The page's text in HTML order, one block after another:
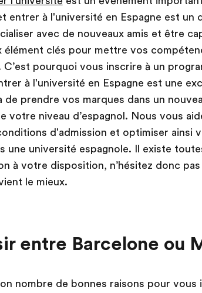
entrer à l'université en Espagne est un
avec de nouveaux amis et être
élément clés pour mettre vos
C’est pourquoi vous inscrire à un
à l'université en Espagne est une
de prendre vos marques dans un
votre niveau d’espagnol. Nous vous
d'admission et optimiser ainsi
une université espagnole. Il existe
à votre disposition, n’hésitez donc
le mieux.
entre Barcelone ou
nombre de bonnes raisons pour vous